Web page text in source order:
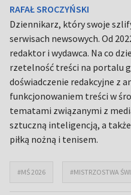
RAFAŁ SROCZYŃSKI
Dziennikarz, który swoje
serwisach newsowych. Od
redaktor i wydawca. Na co
rzetelność treści na portalu
doświadczenie redakcyjne z
funkcjonowaniem treści w
tematami związanymi z
sztuczną inteligencją, a
piłką nożną i tenisem.
#MŚ 2026 #MISTRZOSTWA